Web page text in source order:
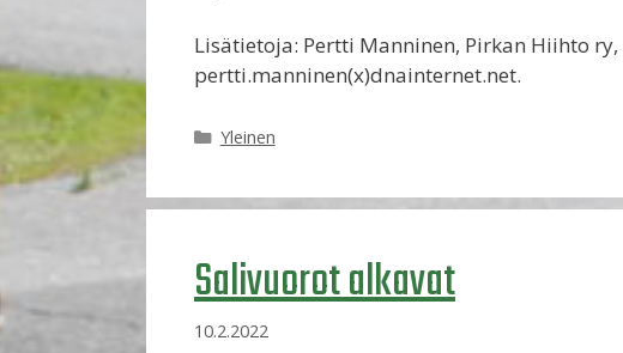
Lisätietoja: Pertti Manninen, Pirkan Hiihto
pertti.manninen(x)dnainternet.net.
Kategoriat
Yleinen
Salivuorot alkavat
10.2.2022